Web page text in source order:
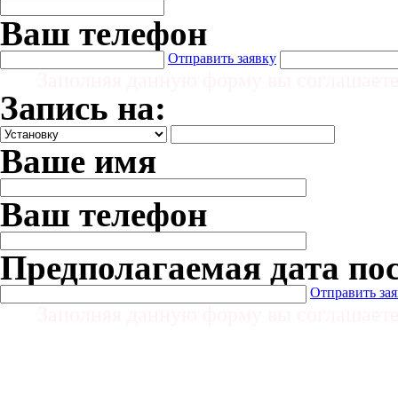
Ваш телефон
Отправить заявку
Запись на:
Ваше имя
Ваш телефон
Предполагаемая дата
Отправить